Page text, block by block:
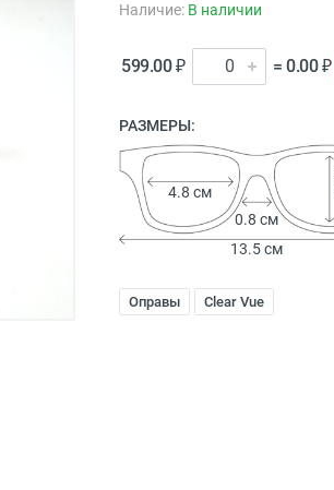
Наличие: В наличии
599.00 ₽ = 0.00 ₽
РАЗМЕРЫ:
0.8 см
4.8 см
13.5 см
Оправы Clear Vue